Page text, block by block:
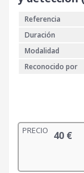
Referencia
Duración
Modalidad
Reconocido por
PRECIO 40 €